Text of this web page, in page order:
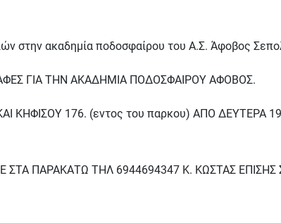
στην ακαδημία ποδοσφαίρου του Α.Σ. Άφοβος
ΓΙΑ ΤΗΝ ΑΚΑΔΗΜΙΑ ΠΟΔΟΣΦΑΙΡΟΥ ΑΦΟΒΟΣ.
176. (εντος του παρκου) ΑΠΟ ΔΕΥΤΕΡΑ
ΠΑΡΑΚΑΤΩ ΤΗΛ 6944694347 Κ. ΚΩΣΤΑΣ ΕΠΙΣΗΣ
στις 13 Ιανουρίου